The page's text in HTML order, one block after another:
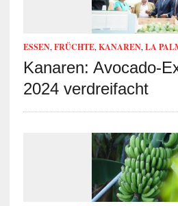
ESSEN, FRÜCHTE, KANAREN, LA
Kanaren: Avocado-
2024 verdreifacht